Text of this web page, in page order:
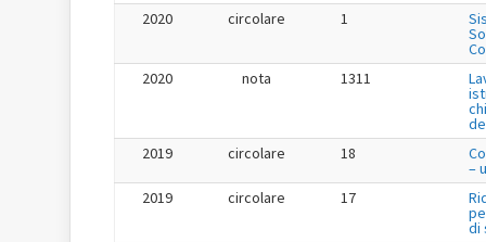
2020
circolare 1
2020
nota 1311
2019
circolare 18
–
2019
circolare 17
di